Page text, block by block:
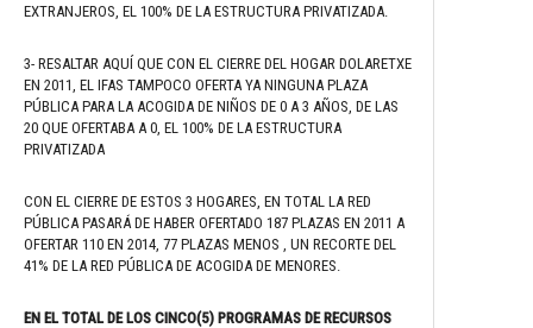
EXTRANJEROS, EL 100% DE LA ESTRUCTURA PRIVATIZADA.
3- RESALTAR AQUÍ QUE CON EL CIERRE DEL HOGAR DOLARETXE
EN 2011, EL IFAS TAMPOCO OFERTA YA NINGUNA PLAZA
PÚBLICA PARA LA ACOGIDA DE NIÑOS DE 0 A 3 AÑOS, DE LAS
20 QUE OFERTABA A 0, EL 100% DE LA ESTRUCTURA
PRIVATIZADA
CON EL CIERRE DE ESTOS 3 HOGARES, EN TOTAL LA RED
PÚBLICA PASARÁ DE HABER OFERTADO 187 PLAZAS EN 2011 A
OFERTAR 110 EN 2014, 77 PLAZAS MENOS , UN RECORTE DEL
41% DE LA RED PÚBLICA DE ACOGIDA DE MENORES.
EN EL TOTAL DE LOS CINCO(5) PROGRAMAS DE RECURSOS